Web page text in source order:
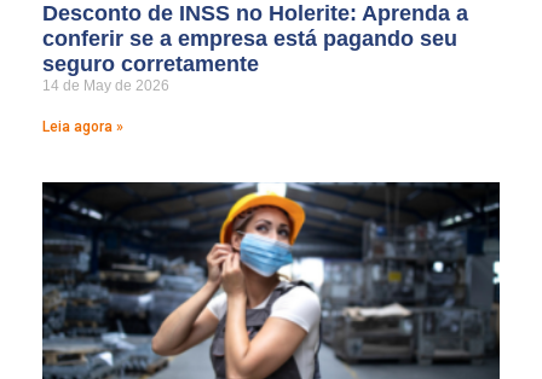
Desconto de INSS no Holerite: Aprenda a
conferir se a empresa está pagando seu
seguro corretamente
14 de May de 2026
Leia agora »